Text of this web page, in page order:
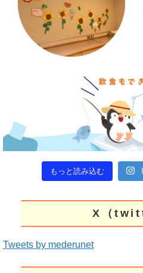
もっと読み込む
X（
Tweets by mederunet